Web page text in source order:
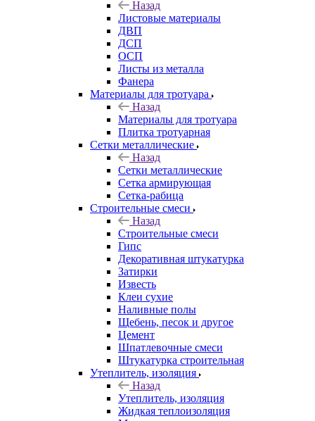
Назад
Листовые материалы
ДВП
ДСП
ОСП
Листы из металла
Фанера
Материалы для тротуара
Назад
Материалы для тротуара
Плитка тротуарная
Сетки металлические
Назад
Сетки металлические
Сетка армирующая
Сетка-рабица
Строительные смеси
Назад
Строительные смеси
Гипс
Декоративная штукатурка
Затирки
Известь
Клеи сухие
Наливные полы
Щебень, песок и другое
Цемент
Шпатлевочные смеси
Штукатурка строительная
Утеплитель, изоляция
Назад
Утеплитель, изоляция
Жидкая теплоизоляция